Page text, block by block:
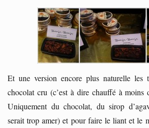
Et une version encore plus naturelle les
chocolat cru (c’est à dire chauffé à moins
Uniquement du chocolat, du sirop
serait trop amer) et pour faire le liant et le